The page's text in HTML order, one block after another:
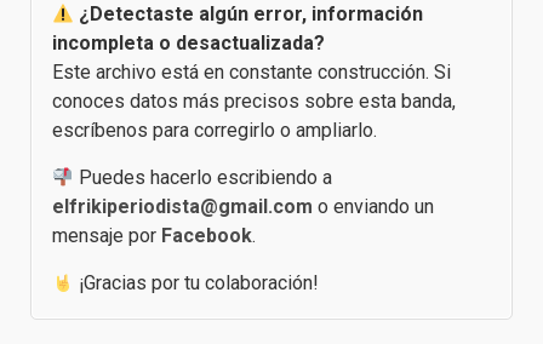
¿Detectaste algún error, información
incompleta o desactualizada?
Este archivo está en constante construcción. Si
conoces datos más precisos sobre esta banda,
escríbenos para corregirlo o ampliarlo.
Puedes hacerlo escribiendo a
elfrikiperiodista@gmail.com o enviando un
mensaje por Facebook.
¡Gracias por tu colaboración!